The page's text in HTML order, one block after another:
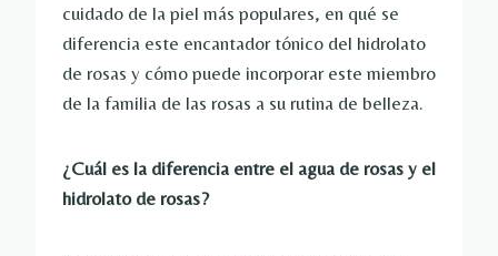
cuidado de la piel más populares, en qué se
diferencia este encantador tónico del hidrolato
de rosas y cómo puede incorporar este miembro
de la familia de las rosas a su rutina de belleza.
¿Cuál es la diferencia entre el agua de rosas y el
hidrolato de rosas?